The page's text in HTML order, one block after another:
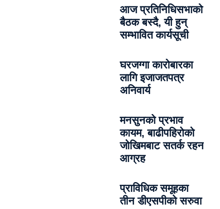
आज प्रतिनिधिसभाको
बैठक बस्दै, यी हुन्
सम्भावित कार्यसूची
घरजग्गा कारोबारका
लागि इजाजतपत्र
अनिवार्य
मनसुनको प्रभाव
कायम, बाढीपहिरोको
जोखिमबाट सतर्क रहन
आग्रह
प्राविधिक समूहका
तीन डीएसपीको सरुवा